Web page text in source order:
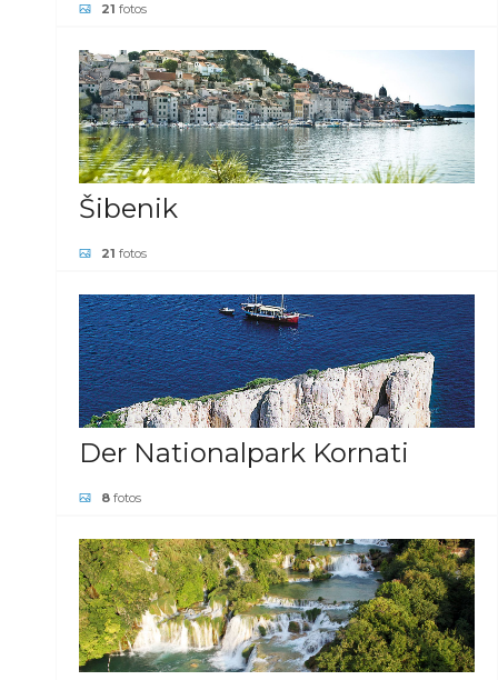
21 fotos
GALERIE ANSEHEN
Šibenik
21 fotos
GALERIE ANSEHEN
Der Nationalpark Kornati
8 fotos
GALERIE ANSEHEN